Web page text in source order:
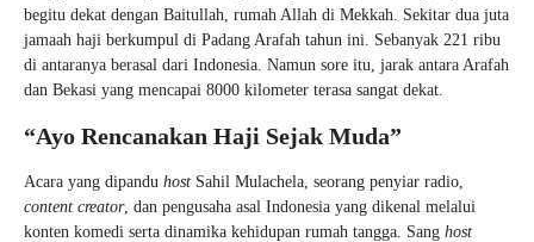
begitu dekat dengan Baitullah, rumah Allah di Mekkah. Sekitar dua juta
jamaah haji berkumpul di Padang Arafah tahun ini. Sebanyak 221 ribu
di antaranya berasal dari Indonesia. Namun sore itu, jarak antara Arafah
dan Bekasi yang mencapai 8000 kilometer terasa sangat dekat.
“Ayo Rencanakan Haji Sejak Muda”
Acara yang dipandu host Sahil Mulachela, seorang penyiar radio,
content creator, dan pengusaha asal Indonesia yang dikenal melalui
konten komedi serta dinamika kehidupan rumah tangga. Sang host